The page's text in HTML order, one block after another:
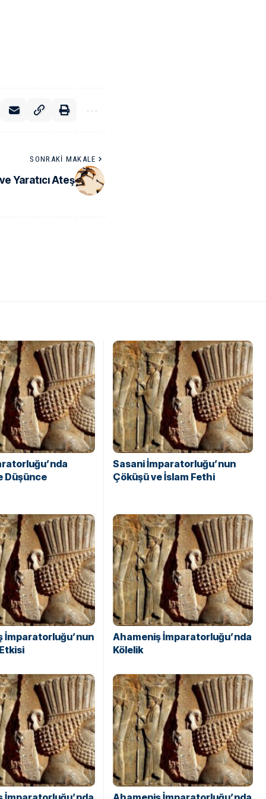
SONRAKI MAKALE
Yaratıcı Ateş
Düşünce
Sasani İmparatorluğu’nun
Çöküşü ve İslam Fethi
İmparatorluğu’nun
Ahameniş İmparatorluğu’nda
Kölelik